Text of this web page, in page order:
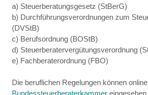
a) Steuerberatungsgesetz (StBerG)
b) Durchführungsverordnungen zum
(DVStB)
c) Berufsordnung (BOStB)
d) Steuerberatervergütungsverordnung
e) Fachberaterordnung (FBO)
Die beruflichen Regelungen können
Bundessteuerberaterkammer